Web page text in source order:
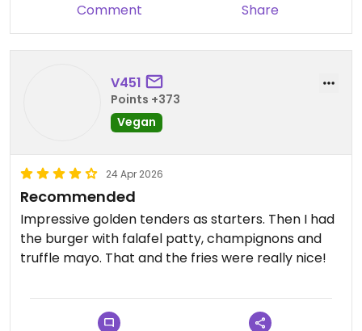
Comment Share
V451
Points +373
Vegan
24 Apr 2026
Recommended
Impressive golden tenders as starters. Then I had
the burger with falafel patty, champignons and
truffle mayo. That and the fries were really nice!